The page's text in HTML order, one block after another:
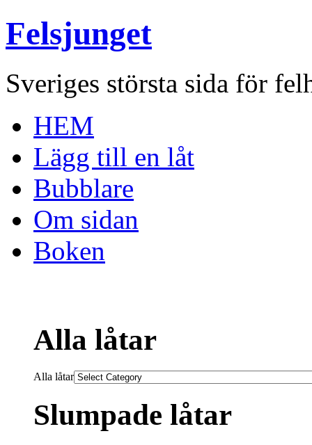
Felsjunget
Sveriges största sida för
HEM
Lägg till en låt
Bubblare
Om sidan
Boken
Alla låtar
Alla låtar
Slumpade låtar